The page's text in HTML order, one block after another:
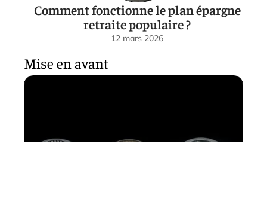
Comment fonctionne le plan épargne
retraite populaire ?
12 mars 2026
Mise en avant